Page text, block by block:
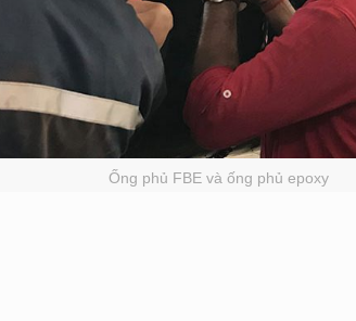
Ống phủ FBE và ống phủ epoxy